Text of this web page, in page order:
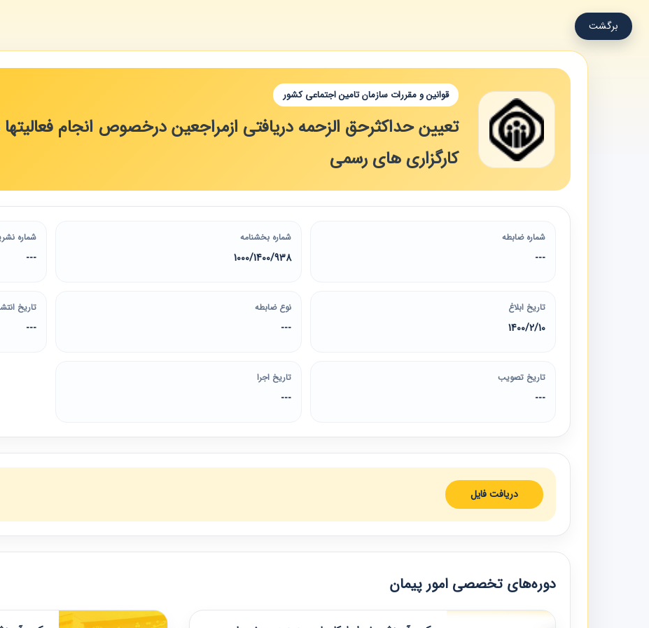
برگشت
قوانین و مقررات سازمان تامین اجتماعی کشور
تعیین حداکثرحق الزحمه دریافتی ازمراجعین درخصوص انجام
کارگزاری های رسمی
شماره ضابطه
---
شماره بخشنامه
1000/1400/938
شماره
---
تاریخ ابلاغ
1400/2/10
نوع ضابطه
---
تاریخ
---
تاریخ تصویب
---
تاریخ اجرا
---
دریافت فایل
دوره‌های تخصصی امور پیمان